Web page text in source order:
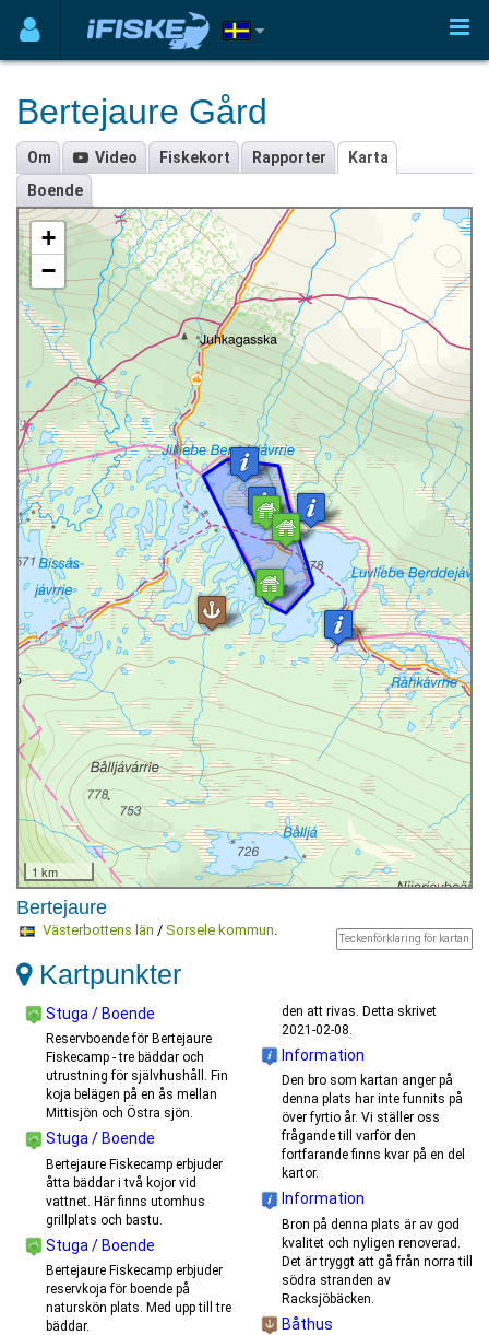
Bertejaure Gård
Om Video Fiskekort Rapporter
Karta
Boende
+
−
1 km
Bertejaure
Teckenförklaring för kartan
Västerbottens län / Sorsele kommun.
Kartpunkter
Stuga / Boende
Reservboende för Bertejaure
Fiskecamp - tre bäddar och
utrustning för självhushåll. Fin
koja belägen på en ås mellan
Mittisjön och Östra sjön.
Stuga / Boende
Bertejaure Fiskecamp erbjuder
åtta bäddar i två kojor vid
vattnet. Här finns utomhus
grillplats och bastu.
Stuga / Boende
Bertejaure Fiskecamp erbjuder
reservkoja för boende på
naturskön plats. Med upp till tre
bäddar.
den att rivas. Detta skrivet
2021-02-08.
Information
Den bro som kartan anger på
denna plats har inte funnits på
över fyrtio år. Vi ställer oss
frågande till varför den
fortfarande finns kvar på en del
kartor.
Information
Bron på denna plats är av god
kvalitet och nyligen renoverad.
Det är tryggt att gå från norra till
södra stranden av
Racksjöbäcken.
Båthus